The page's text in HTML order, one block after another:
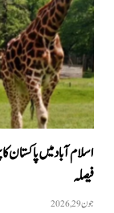
اسلام آباد میں پاکستان
فیصلہ
جون 29, 2026